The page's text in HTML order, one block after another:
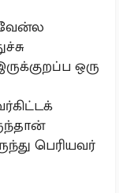
வேன்ல
ஒரு
பெரியவர்